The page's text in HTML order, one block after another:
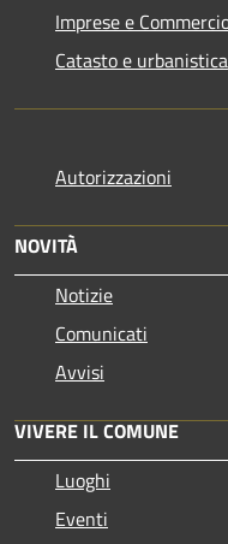
Imprese e
Catasto e urbanistica
Autorizzazioni
NOVITÀ
Notizie
Comunicati
Avvisi
VIVERE IL COMUNE
Luoghi
Eventi